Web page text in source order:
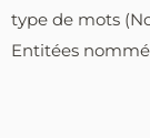
type de mots
Entitées